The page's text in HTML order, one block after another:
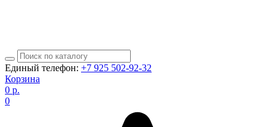
Единый телефон: +7 925 502-92-32
Корзина
0 р.
0